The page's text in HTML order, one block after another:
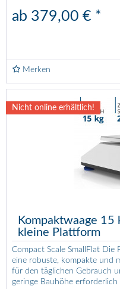
ab 379,00 € *
Merken
Nicht online erhältlich!
Kompaktwaage
kleine Plattform
Compact Scale SmallFlat
eine robuste, kompakte und
für den täglichen Gebrauch
geringe Bauhöhe erforderlich